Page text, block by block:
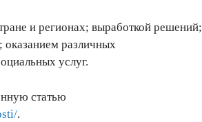
и регионах; выработкой решений;
оказанием различных
услуг.
статью
.